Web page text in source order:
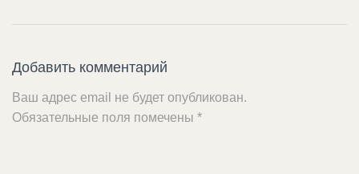
Добавить комментарий
Ваш адрес email не будет опубликован.
Обязательные поля помечены *